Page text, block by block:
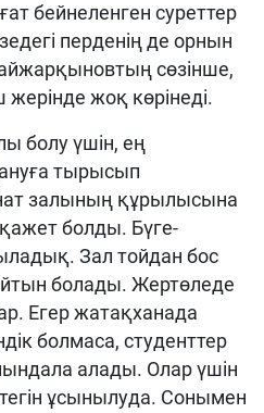
бейнеленген суреттер
перденің де орнын
сөзінше,
жоқ көрінеді.
болу үшін, ең
тырысып
залының құрылысына
болды. Бүге-
Зал тойдан бос
болады. Жертөледе
Егер жатақханада
болмаса, студенттер
алады. Олар үшін
ұсынылуда. Сонымен